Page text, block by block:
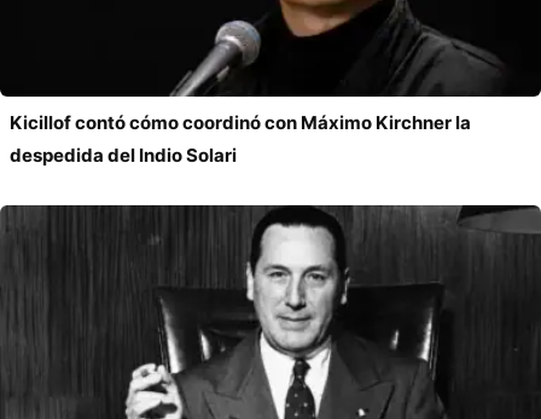
Kicillof contó cómo coordinó con Máximo Kirchner la
despedida del Indio Solari